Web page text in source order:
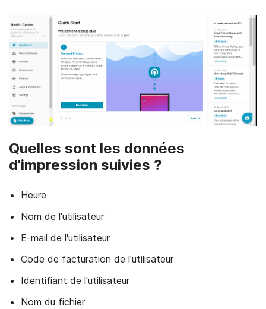
Quelles sont les données
d'impression suivies ?
Heure
Nom de l'utilisateur
E-mail de l'utilisateur
Code de facturation de l'utilisateur
Identifiant de l'utilisateur
Nom du fichier